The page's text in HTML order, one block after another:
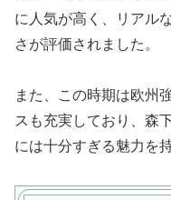
に人気が高く、リアル
さが評価されました。
また、この時期は欧州
スも充実しており、森
には十分すぎる魅力を